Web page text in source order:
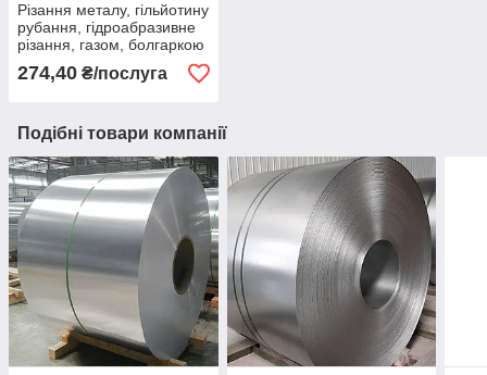
Різання металу, гільйотину
рубання, гідроабразивне
різання, газом, болгаркою
274,40 ₴/послуга
Подібні товари компанії